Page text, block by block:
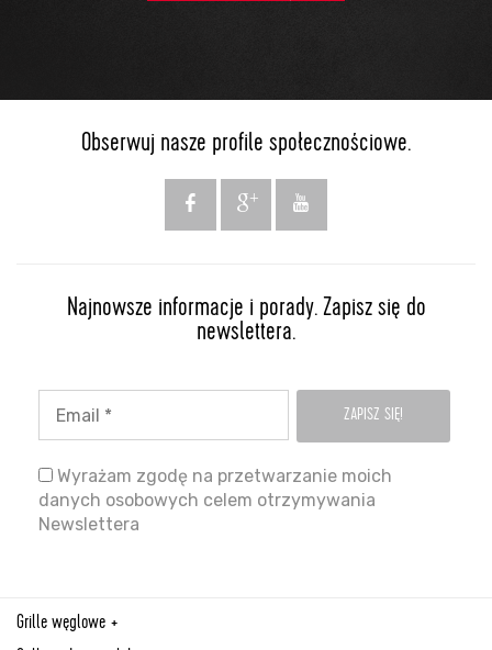
Obserwuj nasze profile społecznościowe.
Najnowsze informacje i porady. Zapisz się do
newslettera.
Wyrażam zgodę na przetwarzanie moich
danych osobowych celem otrzymywania
Newslettera
Grille węglowe